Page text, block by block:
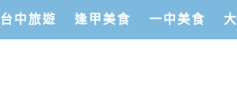
台中旅遊 逢甲美食 一中美食